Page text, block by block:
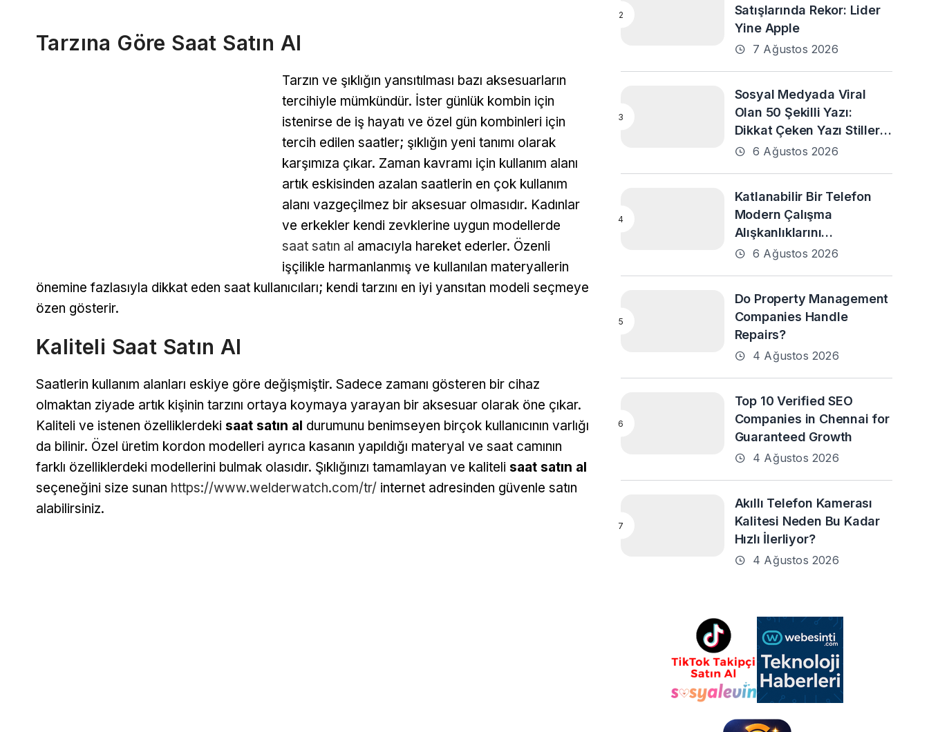
Tarzına Göre Saat Satın Al
Tarzın ve şıklığın yansıtılması bazı aksesuarların
tercihiyle mümkündür. İster günlük kombin için
istenirse de iş hayatı ve özel gün kombinleri için
tercih edilen saatler; şıklığın yeni tanımı olarak
karşımıza çıkar. Zaman kavramı için kullanım alanı
artık eskisinden azalan saatlerin en çok kullanım
alanı vazgeçilmez bir aksesuar olmasıdır. Kadınlar
ve erkekler kendi zevklerine uygun modellerde
saat satın al amacıyla hareket ederler. Özenli
işçilikle harmanlanmış ve kullanılan materyallerin
önemine fazlasıyla dikkat eden saat kullanıcıları; kendi tarzını en iyi yansıtan modeli seçmeye
özen gösterir.
Kaliteli Saat Satın Al
Saatlerin kullanım alanları eskiye göre değişmiştir. Sadece zamanı gösteren bir cihaz
olmaktan ziyade artık kişinin tarzını ortaya koymaya yarayan bir aksesuar olarak öne çıkar.
Kaliteli ve istenen özelliklerdeki saat satın al durumunu benimseyen birçok kullanıcının varlığı
da bilinir. Özel üretim kordon modelleri ayrıca kasanın yapıldığı materyal ve saat camının
farklı özelliklerdeki modellerini bulmak olasıdır. Şıklığınızı tamamlayan ve kaliteli saat satın al
seçeneğini size sunan https://www.welderwatch.com/tr/ internet adresinden güvenle satın
alabilirsiniz.
Satışlarında Rekor: Lider
Yine Apple
7 Ağustos 2026
Sosyal Medyada Viral
Olan 50 Şekilli Yazı:
Dikkat Çeken Yazı Stilleri
ve En Popüler Örnekler
6 Ağustos 2026
Katlanabilir Bir Telefon
Modern Çalışma
Alışkanlıklarını
Destekleyebilir mi?
6 Ağustos 2026
Do Property Management
Companies Handle
Repairs?
4 Ağustos 2026
Top 10 Verified SEO
Companies in Chennai for
Guaranteed Growth
4 Ağustos 2026
Akıllı Telefon Kamerası
Kalitesi Neden Bu Kadar
Hızlı İlerliyor?
4 Ağustos 2026